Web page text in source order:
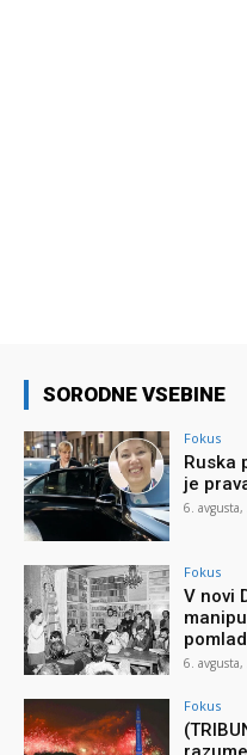
SORODNE VSEBINE
Fokus
Ruska
je
6. avgusta,
Fokus
V novi
6. avgusta,
Fokus